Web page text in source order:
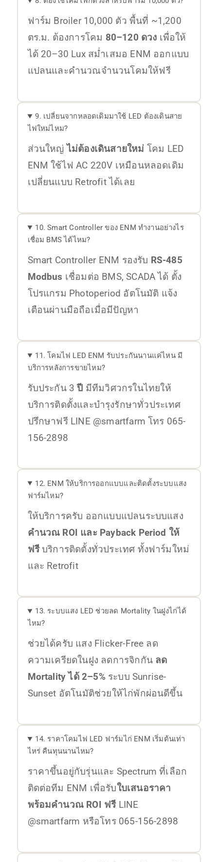
ฟาร์ม Broiler 10,000 ตัว พื้นที่ ~1,200
ตร.ม. ต้องการโคม 80–120 ดวง เพื่อให้
ได้ 20–30 Lux สม่ำเสมอ ENM ออกแบบ
แปลนและคำนวณจำนวนโคมให้ฟรี
9. เปลี่ยนจากหลอดเดิมมาใช้ LED ต้องเดินสาย
ไฟใหม่ไหม?
ส่วนใหญ่ไม่ต้องเดินสายใหม่ โคม LED
ENM ใช้ไฟ AC 220V เหมือนหลอดเดิม
เปลี่ยนแบบ Retrofit ได้เลย
10. Smart Controller ของ ENM ทำงานอย่างไร
เชื่อม BMS ได้ไหม?
Smart Controller ENM รองรับ RS-485
Modbus เชื่อมต่อ BMS, SCADA ได้ ตั้ง
โปรแกรม Photoperiod อัตโนมัติ แจ้ง
เตือนผ่านมือถือเมื่อมีปัญหา
11. โคมไฟ LED ENM รับประกันนานแค่ไหน มี
บริการหลังการขายไหม?
รับประกัน 3 ปี มีทีมวิศวกรในไทยให้
บริการติดตั้งและบำรุงรักษาทั่วประเทศ
ปรึกษาฟรี LINE @smartfarm โทร 065-
156-2898
12. ENM ให้บริการออกแบบและติดตั้งระบบแสง
ฟาร์มไหม?
ให้บริการครับ ออกแบบแปลนระบบแสง
คำนวณ ROI และ Payback Period ให้
ฟรีบริการติดตั้งทั่วประเทศ ทั้งฟาร์มใหม่
และ Retrofit
13. ระบบแสง LED ช่วยลด Mortality ในฝูงไก่ได้
ไหม?
ช่วยได้ครับ แสง Flicker-Free ลด
ความเครียดในฝูง ลดการจิกกัน ลด
Mortality ได้ 2–5%ระบบ Sunrise-
Sunset อัตโนมัติช่วยให้ไก่พักผ่อนดีขึ้น
14. ราคาโคมไฟ LED ฟาร์มไก่ ENM เริ่มต้นเท่า
ไหร่ คืนทุนนานไหม?
ราคาขึ้นอยู่กับรุ่นและ Spectrum ที่เลือก
ติดต่อทีม ENM เพื่อรับใบเสนอราคา
พร้อมคำนวณ ROI ฟรีLINE
@smartfarm หรือโทร 065-156-2898